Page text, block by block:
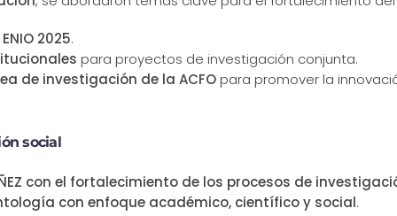
2025.
para proyectos de investigación conjunta.
de investigación de la ACFOpara promover la
social
con el fortalecimiento de los procesos de
con enfoque académico, científico y social.